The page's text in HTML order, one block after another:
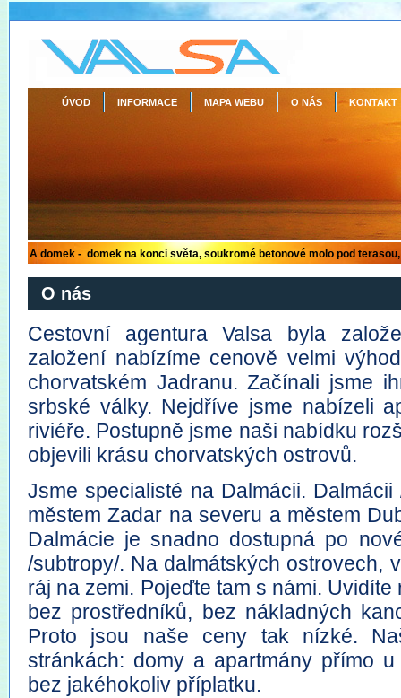
ÚVOD INFORMACE MAPA WEBU O NÁS KONTAKT
O nás
Cestovní agentura Valsa byla
založení nabízíme cenově velmi
chorvatském Jadranu. Začínali jsme
srbské války. Nejdříve jsme nabízeli
riviéře. Postupně jsme naši nabídku
objevili krásu chorvatských ostrovů.
Jsme specialisté na Dalmácii.
městem Zadar na severu a městem
Dalmácie je snadno dostupná po
/subtropy/. Na dalmátských ostrovech,
ráj na zemi. Pojeďte tam s námi.
bez prostředníků, bez nákladných
Proto jsou naše ceny tak nízké.
stránkách: domy a apartmány přímo
bez jakéhokoliv příplatku.